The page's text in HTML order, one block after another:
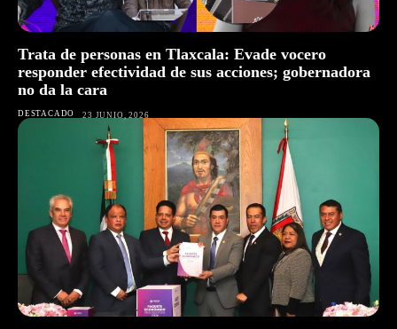
Trata de personas en Tlaxcala: Evade vocero
responder efectividad de sus acciones; gobernadora
no da la cara
DESTACADO 23 JUNIO, 2026